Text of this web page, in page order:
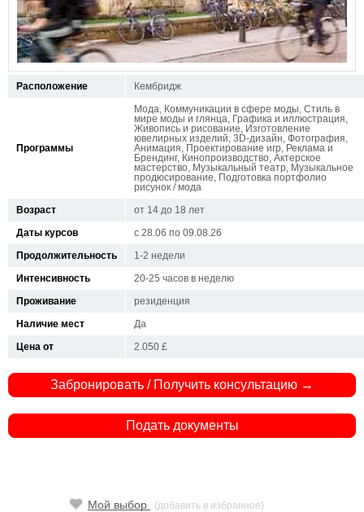
Расположение Кембридж
Программы
Мода, Коммуникации в сфере моды, Стиль в
мире моды и глянца, Графика и иллюстрация,
Живопись и рисование, Изготовление
ювелирных изделий, 3D-дизайн, Фотография,
Анимация, Проектирование игр, Реклама и
Брендинг, Кинопроизводство, Актерское
мастерство, Музыкальный театр, Музыкальное
продюсирование, Подготовка портфолио
рисунок / мода
Возраст
от 14 до 18 лет
Даты курсов
с 28.06 по 09.08.26
Продолжительность
1-2 недели
Интенсивность
20-25 часов в неделю
Проживание
резиденция
Наличие мест
Да
Цена от
2.050 £
Забронировать / Получить консультацию →
Подать документы
Мой выбор (добавить в избранное)